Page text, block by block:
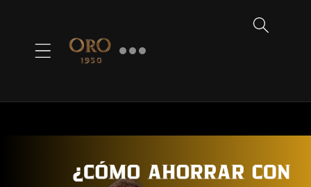
al contenido